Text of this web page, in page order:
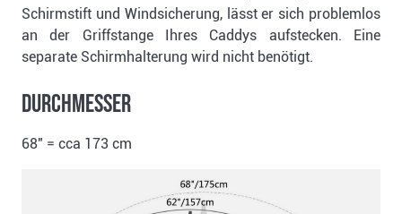
Schirmstift und Windsicherung, lässt er sich problemlos
an der Griffstange Ihres Caddys aufstecken. Eine
separate Schirmhalterung wird nicht benötigt.
Durchmesser
68" = cca 173 cm